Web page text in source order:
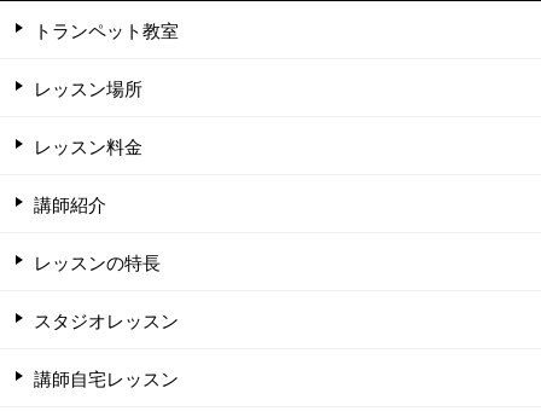
トランペット教室
レッスン場所
レッスン料金
講師紹介
レッスンの特長
スタジオレッスン
講師自宅レッスン